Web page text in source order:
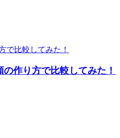
作り方で比較してみた！